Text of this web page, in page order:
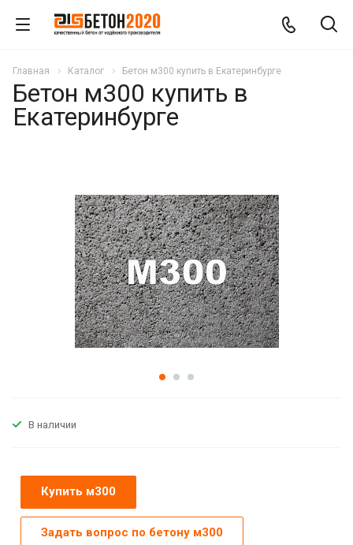
Главная Каталог Бетон м300 купить в Екатеринбурге
Бетон м300 купить в
Екатеринбурге
В наличии
Купить м300
Задать вопрос по бетону м300